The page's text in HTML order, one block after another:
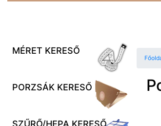
MÉRET KERESŐ
PORZSÁK KERESŐ
SZŰRŐ/HEPA KERESŐ